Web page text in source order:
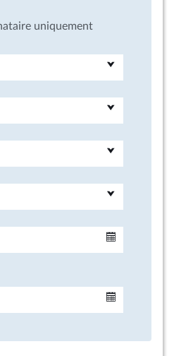
uniquement